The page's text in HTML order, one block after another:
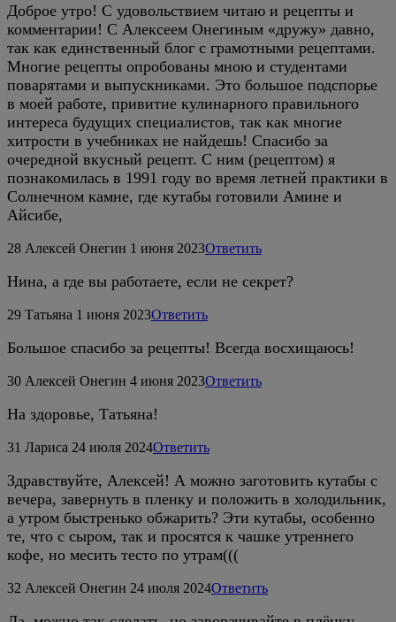
Доброе утро! С удовольствием читаю и рецепты и
комментарии! С Алексеем Онегиным «дружу» давно,
так как единственный блог с грамотными рецептами.
Многие рецепты опробованы мною и студентами
поварятами и выпускниками. Это большое подспорье
в моей работе, привитие кулинарного правильного
интереса будущих специалистов, так как многие
хитрости в учебниках не найдешь! Спасибо за
очередной вкусный рецепт. С ним (рецептом) я
познакомилась в 1991 году во время летней практики в
Солнечном камне, где кутабы готовили Амине и
Айсибе,
28 Алексей Онегин 1 июня 2023Ответить
Нина, а где вы работаете, если не секрет?
29 Татьяна 1 июня 2023Ответить
Большое спасибо за рецепты! Всегда восхищаюсь!
30 Алексей Онегин 4 июня 2023Ответить
На здоровье, Татьяна!
31 Лариса 24 июля 2024Ответить
Здравствуйте, Алексей! А можно заготовить кутабы с
вечера, завернуть в пленку и положить в холодильник,
а утром быстренько обжарить? Эти кутабы, особенно
те, что с сыром, так и просятся к чашке утреннего
кофе, но месить тесто по утрам(((
32 Алексей Онегин 24 июля 2024Ответить